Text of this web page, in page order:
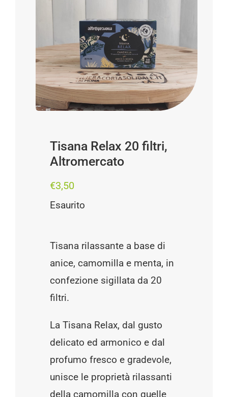
Carrello
Tisana Relax 20 filtri,
Altromercato
€3,50
Esaurito
Tisana rilassante a base di
anice, camomilla e menta, in
confezione sigillata da 20
filtri.
La Tisana Relax, dal gusto
delicato ed armonico e dal
profumo fresco e gradevole,
unisce le proprietà rilassanti
della camomilla con quelle